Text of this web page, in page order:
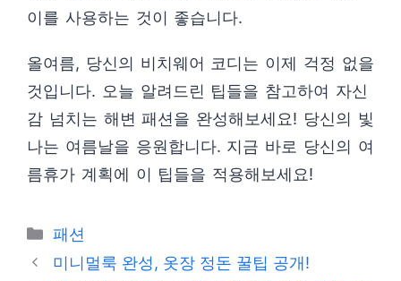
이를 사용하는 것이 좋습니다.
올여름, 당신의 비치웨어 코디는 이제 걱정 없을
것입니다. 오늘 알려드린 팁들을 참고하여 자신
감 넘치는 해변 패션을 완성해보세요! 당신의 빛
나는 여름날을 응원합니다. 지금 바로 당신의 여
름휴가 계획에 이 팁들을 적용해보세요!
카
테
패션
미니멀룩 완성, 옷장 정돈 꿀팁 공개!